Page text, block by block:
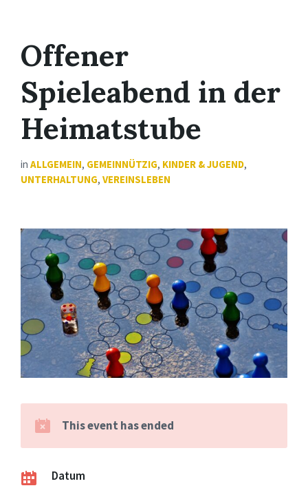
Offener
Spieleabend in der
Heimatstube
in ALLGEMEIN, GEMEINNÜTZIG, KINDER & JUGEND,
UNTERHALTUNG, VEREINSLEBEN
This event has ended
Datum